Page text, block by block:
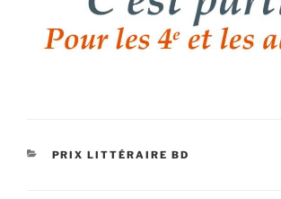
CATÉGORIES
PRIX LITTÉRAIRE BD